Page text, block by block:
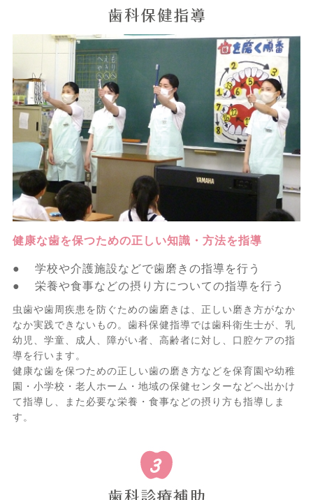
健康な歯を保つための正しい知識・方法を指導
● 学校や介護施設などで歯磨きの指導を行う
● 栄養や食事などの摂り方についての指導を行う
虫歯や歯周疾患を防ぐための歯磨きは、正しい磨き方がなか
なか実践できないもの。歯科保健指導では歯科衛生士が、乳
幼児、学童、成人、障がい者、高齢者に対し、口腔ケアの指
導を行います。
健康な歯を保つための正しい歯の磨き方などを保育園や幼稚
園・小学校・老人ホーム・地域の保健センターなどへ出かけ
て指導し、また必要な栄養・食事などの摂り方も指導しま
す。